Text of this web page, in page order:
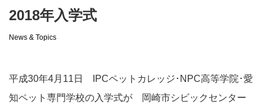
2018年入学式
News & Topics
平成30年4月11日 IPCペットカレッジ･NPC高等学院･愛
知ペット専門学校の入学式が 岡崎市シビックセンター